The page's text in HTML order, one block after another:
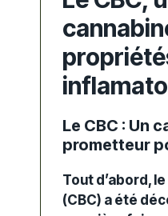
Le CBC : Un
prometteur
Tout d’abord ,
(CBC) a été